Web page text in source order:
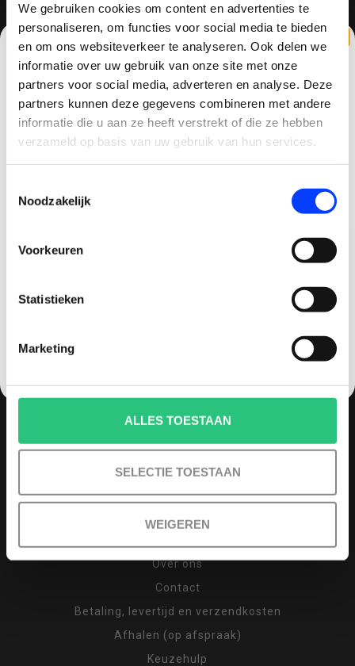
We gebruiken cookies om content en advertenties te
personaliseren, om functies voor social media te bieden
en om ons websiteverkeer te analyseren. Ook delen we
informatie over uw gebruik van onze site met onze
partners voor social media, adverteren en analyse. Deze
partners kunnen deze gegevens combineren met andere
informatie die u aan ze heeft verstrekt of die ze hebben
verzameld op basis van uw gebruik van hun services.
Noodzakelijk
Voorkeuren
Statistieken
Marketing
ALLES TOESTAAN
SELECTIE TOESTAAN
WEIGEREN
REVIEWS
speler op het gebied van drones, quadcopters,
multicopters (het beestje hoeft maar een naam
hebben. Bij quadcopter-shop.nl ben je dan aan
persoonlijke benadering en service zowel voor
aankoop als na aankoop. 93% van al onze klanten
raad ons dan ook aan.
INFORMATIE
Over ons
Contact
Betaling, levertijd en verzendkosten
Afhalen (op afspraak)
Keuzehulp
CLAIM KORTING OP JE EERSTE
BESTELLING!